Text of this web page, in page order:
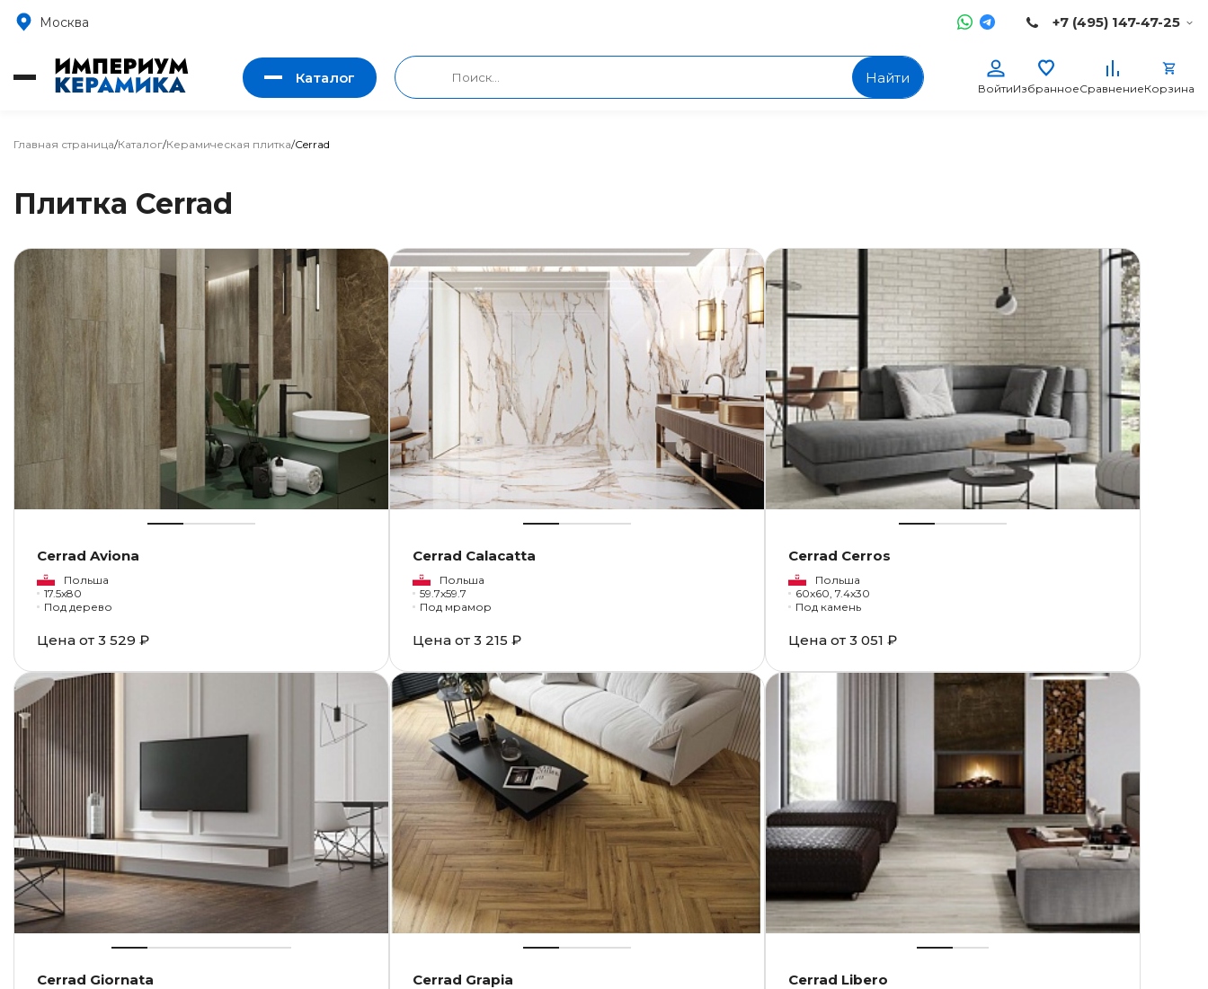
Москва +7 (495) 147-47-25
Каталог Найти
ВойтиИзбранноеСравнениеКорзина
Главная страница/Каталог/Керамическая плитка/Cerrad
Плитка Cerrad
Cerrad Aviona
Польша
17.5x80
Под дерево
Цена от 3 529 ₽
Cerrad Calacatta
Польша
59.7x59.7
Под мрамор
Цена от 3 215 ₽
Cerrad Cerros
Польша
60x60, 7.4x30
Под камень
Цена от 3 051 ₽
Cerrad Giornata Cerrad Grapia Cerrad Libero